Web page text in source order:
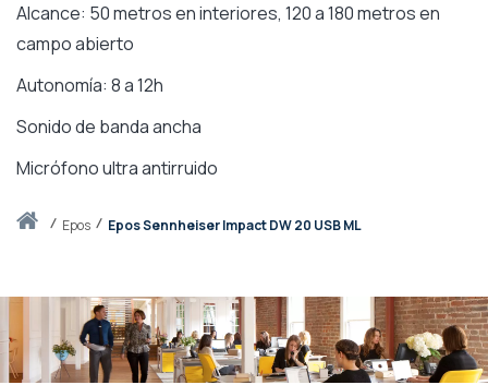
Inicioepos Epos Sennheiser Impact DW 20 USB ML
Alcance: 50 metros en interiores, 120 a 180 metros en
campo abierto
Autonomía: 8 a 12h
Sonido de banda ancha
Micrófono ultra antirruido